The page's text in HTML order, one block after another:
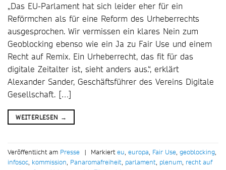
„Das EU-Parlament hat sich leider eher für ein
Reförmchen als für eine Reform des Urheberrechts
ausgesprochen. Wir vermissen ein klares Nein zum
Geoblocking ebenso wie ein Ja zu Fair Use und einem
Recht auf Remix. Ein Urheberrecht, das fit für das
digitale Zeitalter ist, sieht anders aus.“, erklärt
Alexander Sander, Geschäftsführer des Vereins Digitale
Gesellschaft. […]
WEITERLESEN →
Veröffentlicht am Presse | Markierteu, europa, Fair Use, geoblocking,
infosoc, kommission, Panaromafreiheit, parlament, plenum, recht auf